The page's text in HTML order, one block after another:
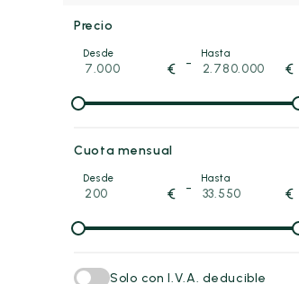
Precio
Desde
€ -
Hasta
€
Cuota mensual
Desde
€ -
Hasta
€
Solo con I.V.A. deducible